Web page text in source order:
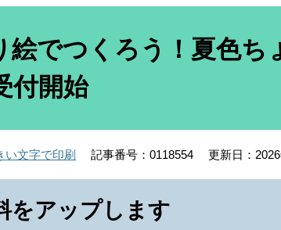
絵でつくろう！夏色ち
付開始
い文字で印刷 記事番号：0118554 更新日：
をアップします